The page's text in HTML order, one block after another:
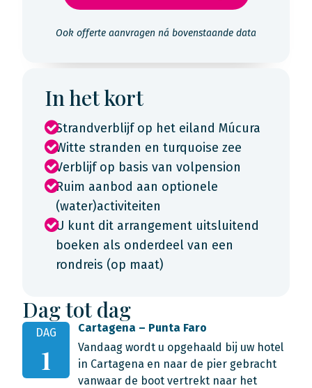
Ook offerte aanvragen ná bovenstaande data
In het kort
Strandverblijf op het eiland Múcura
Witte stranden en turquoise zee
Verblijf op basis van volpension
Ruim aanbod aan optionele
(water)activiteiten
U kunt dit arrangement uitsluitend
boeken als onderdeel van een
rondreis (op maat)
Dag tot dag
DAG
1
Cartagena – Punta Faro
Vandaag wordt u opgehaald bij uw hotel
in Cartagena en naar de pier gebracht
vanwaar de boot vertrekt naar het